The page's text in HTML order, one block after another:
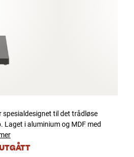
til det trådløse
i aluminium og MDF med